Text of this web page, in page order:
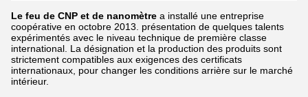
Le feu de CNP et de nanomètre a installé une entreprise
coopérative en octobre 2013. présentation de quelques talents
expérimentés avec le niveau technique de première classe
international. La désignation et la production des produits sont
strictement compatibles aux exigences des certificats
internationaux, pour changer les conditions arrière sur le marché
intérieur.